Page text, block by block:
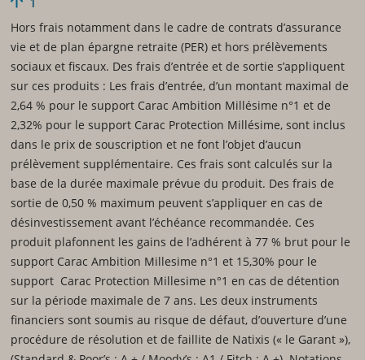
Hors frais notamment dans le cadre de contrats d’assurance
vie et de plan épargne retraite (PER) et hors prélèvements
sociaux et fiscaux. Des frais d’entrée et de sortie s’appliquent
sur ces produits : Les frais d’entrée, d’un montant maximal de
2,64 % pour le support Carac Ambition Millésime n°1 et de
2,32% pour le support Carac Protection Millésime, sont inclus
dans le prix de souscription et ne font l’objet d’aucun
prélèvement supplémentaire. Ces frais sont calculés sur la
base de la durée maximale prévue du produit. Des frais de
sortie de 0,50 % maximum peuvent s’appliquer en cas de
désinvestissement avant l’échéance recommandée. Ces
produit plafonnent les gains de l’adhérent à 77 % brut pour le
support Carac Ambition Millesime n°1 et 15,30% pour le
support Carac Protection Millesime n°1 en cas de détention
sur la période maximale de 7 ans. Les deux instruments
financiers sont soumis au risque de défaut, d’ouverture d’une
procédure de résolution et de faillite de Natixis (« le Garant »),